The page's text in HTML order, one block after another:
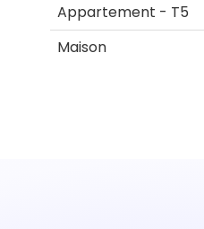
Appartement - T5
Maison